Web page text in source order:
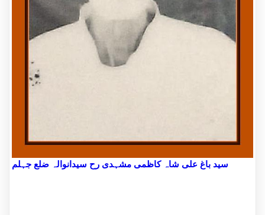
سید باغ علی شاہ کاظمی مشہدی رح سیدانوالہ ضلع جہلم